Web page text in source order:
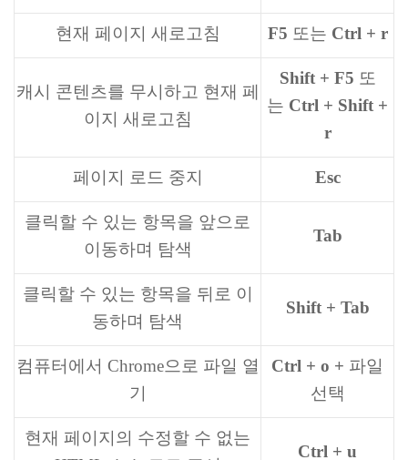
현재 페이지 새로고침 F5 또는 Ctrl + r
캐시 콘텐츠를 무시하고 현재 페
이지 새로고침
Shift + F5 또
는 Ctrl + Shift +
r
페이지 로드 중지 Esc
클릭할 수 있는 항목을 앞으로
이동하며 탐색
Tab
클릭할 수 있는 항목을 뒤로 이
동하며 탐색
Shift + Tab
컴퓨터에서 Chrome으로 파일 열
기
Ctrl + o + 파일
선택
현재 페이지의 수정할 수 없는
Ctrl + u